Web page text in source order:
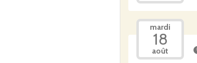
mardi
18
août